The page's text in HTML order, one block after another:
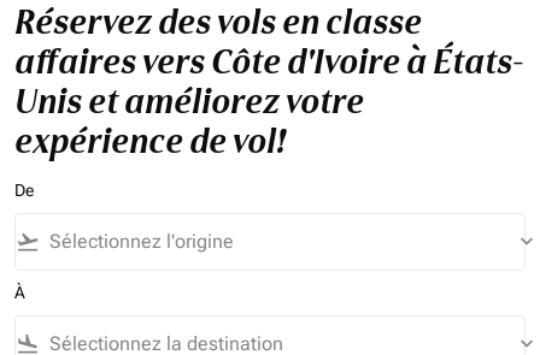
Réservez des vols en classe
affaires vers Côte d'Ivoire à États-
Unis et améliorez votre
expérience de vol!
De
flight_takeoff keyboard_arrow_down
À
flight_land keyboard_arrow_down